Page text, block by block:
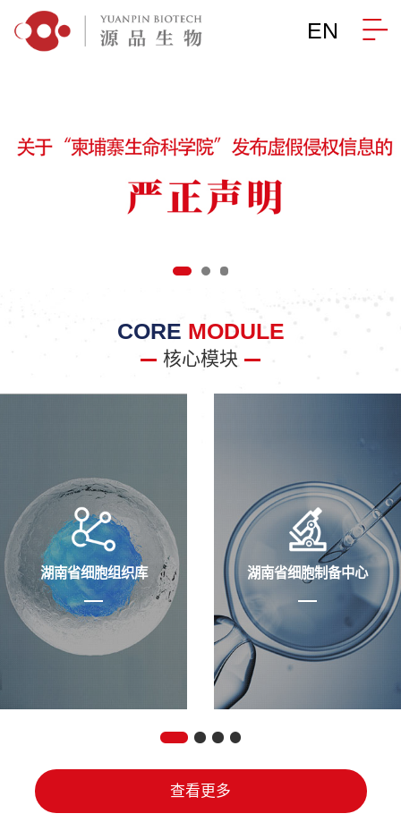
EN
CORE MODULE
核心模块
湖南省细胞组织库 湖南省细胞制备中心
查看更多